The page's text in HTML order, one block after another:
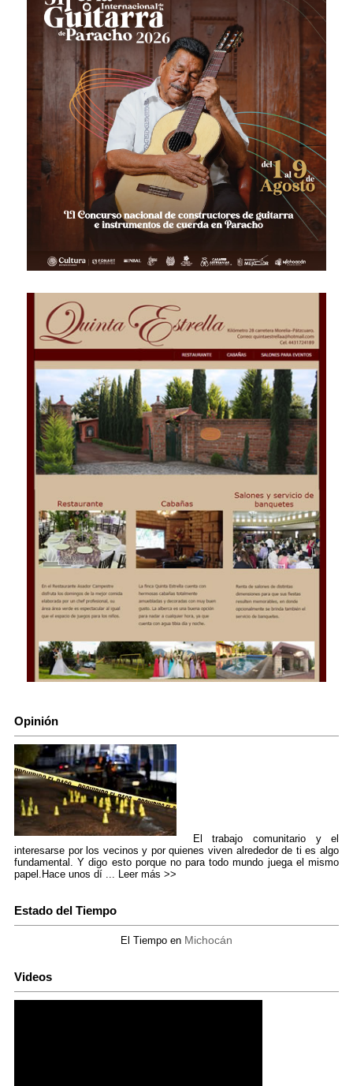
Opinión
El trabajo comunitario y el
interesarse por los vecinos y por quienes viven alrededor de ti es algo
fundamental. Y digo esto porque no para todo mundo juega el mismo
papel.Hace unos dí ... Leer más >>
Estado del Tiempo
El Tiempo en Michocán
Videos